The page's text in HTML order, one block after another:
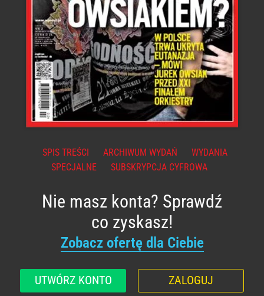
SPIS TREŚCI ARCHIWUM WYDAŃ
WYDANIA
SPECJALNE
SUBSKRYPCJA CYFROWA
Nie masz konta? Sprawdź
co zyskasz!
Zobacz ofertę dla Ciebie
UTWÓRZ KONTO ZALOGUJ